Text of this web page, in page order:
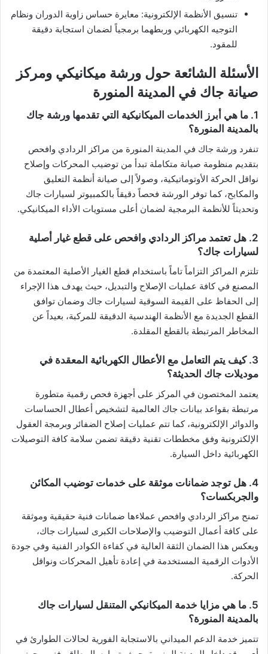
​تنسيق الأنظمة الإلكترونية: معايرة حساس زاوية الدوران ونظام
التوجيه الكهربائي وربطهما برمجياً لضمان استجابة دقيقة
للمقود.
الأسئلة الشائعة حول ورشة ميكانيكي ومركز
صيانة جاك في المدينة المنورة
​1. ما هي أبرز الخدمات الميكانيكية التي تقدمها ورشة جاك
بالمدينة المنورة؟
​تنفرد ورشة جاك في المدينة المنورة من مراكز الردادي وافحص
بتقديم منظومة صيانة متكاملة تبدأ من توضيب المحركات وإصلاح
نواقل الحركة الأوتوماتيكية، وصولاً إلى صيانة أنظمة التعليق
والمكابح، كما توفر الورشة فحصاً دقيقاً بالكمبيوتر لسيارات جاك
وتحديثاً للأنظمة البرمجية لضمان أعلى مستويات الأداء الميكانيكي.
​2. هل تعتمد مراكز الردادي وافحص على قطع غيار أصلية
لسيارات جاك؟
​تلتزم المراكز التزاماً تاماً باستخدام قطع الغيار الأصلية المعتمدة من
المصنع في كافة عمليات الإصلاح والتبديل، حيث يهدف هذا الإجراء
إلى الحفاظ على القيمة السوقية لسيارات جاك وضمان توافق
القطع الجديدة مع الأنظمة الهندسية الدقيقة للمركبة، بعيداً عن
المخاطر المرتبطة بالقطع المقلدة.
​3. كيف يتم التعامل مع الأعطال الكهربائية المعقدة في
موديلات جاك الحديثة؟
​يعتمد المختصون في المركز على أجهزة فحص رقمية متطورة
مرتبطة بقواعد بيانات جاك العالمية لتشخيص أعطال الحساسات
والدوائر الإلكترونية، كما تتم عمليات إصلاح الضفائر وبرمجة العقول
الإلكترونية وفق مخططات تقنية دقيقة تضمن سلامة كافة التوصيلات
الكهربائية داخل السيارة.
​4. هل توجد ضمانات موثقة على خدمات توضيب المكائن
والجربكسات؟
​تمنح مراكز الردادي وافحص عملاءها ضمانات فنية حقيقية وموثقة
على كافة أعمال التوضيب والإصلاحات الكبرى لسيارات جاك،
ويعكس هذا الضمان الثقة العالية في كفاءة الكوادر الفنية وفي جودة
الأدوات الرقمية المستخدمة في إعادة تأهيل المحركات ونواقل
الحركة.
​5. ما هي مزايا خدمة الميكانيكي المتنقل لسيارات جاك
بالمدينة المنورة؟
​تتميز خدمة الدعم الميداني بالاستجابة الفورية لحالات الطوارئ في